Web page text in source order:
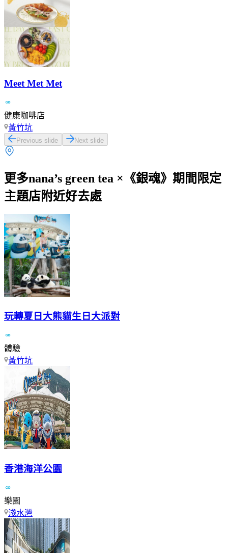
Meet Met Met
健康咖啡店
黃竹坑
Previous slide Next slide
更多nana’s green tea ×《銀魂》期間限定
主題店附近好去處
玩轉夏日大熊貓生日大派對
體驗
黃竹坑
香港海洋公園
樂園
淺水灣